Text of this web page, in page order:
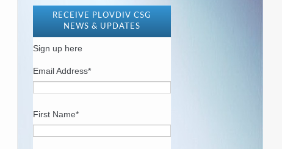
RECEIVE PLOVDIV CSG
NEWS & UPDATES
Sign up here
Email Address*
First Name*